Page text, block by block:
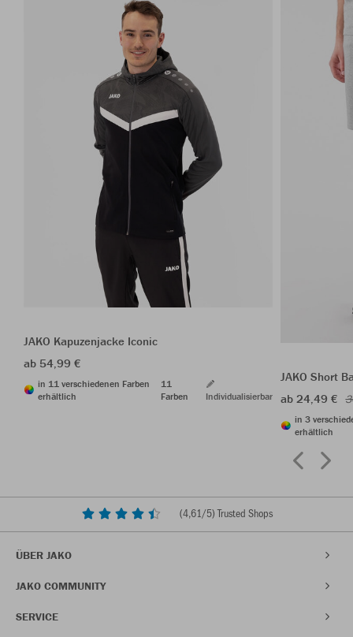
JAKO Kapuzenjacke Iconic
ab 54,99 €
in 11 verschiedenen Farben
erhältlich
11
Farben
Individualisierbar
JAKO Short
ab 24,49 €
in 3
erhältlich
(4,61/5) Trusted Shops
ÜBER JAKO
JAKO COMMUNITY
SERVICE